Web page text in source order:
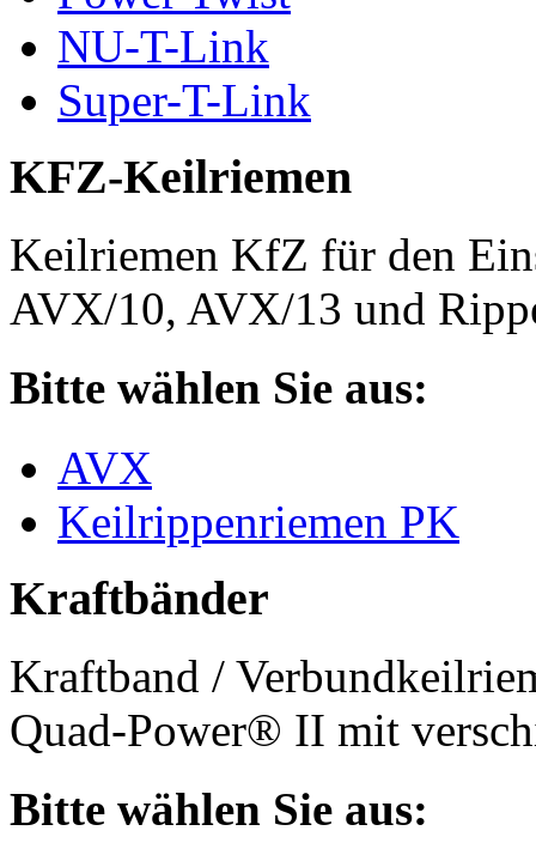
NU-T-Link
Super-T-Link
KFZ-Keilriemen
Keilriemen KfZ für den
AVX/10, AVX/13 und
Bitte wählen Sie aus:
AVX
Keilrippenriemen PK
Kraftbänder
Kraftband /
Quad-Power® II mit
Bitte wählen Sie aus: